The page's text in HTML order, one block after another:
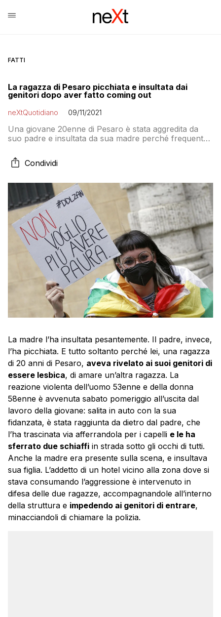
FATTI
La ragazza di Pesaro picchiata e insultata dai
genitori dopo aver fatto coming out
neXtQuotidiano 09/11/2021
Una giovane 20enne di Pesaro è stata aggredita da
suo padre e insultata da sua madre perché frequenta
Condividi
La madre l’ha insultata pesantemente. Il padre, invece,
l’ha picchiata. E tutto soltanto perché lei, una ragazza
di 20 anni di Pesaro, aveva rivelato ai suoi genitori di
essere lesbica, di amare un’altra ragazza. La
reazione violenta dell’uomo 53enne e della donna
58enne è avvenuta sabato pomeriggio all’uscita dal
lavoro della giovane: salita in auto con la sua
fidanzata, è stata raggiunta da dietro dal padre, che
l’ha trascinata via afferrandola per i capelli e le ha
sferrato due schiaffi in strada sotto gli occhi di tutti.
Anche la madre era presente sulla scena, e insultava
sua figlia. L’addetto di un hotel vicino alla zona dove si
stava consumando l’aggressione è intervenuto in
difesa delle due ragazze, accompagnandole all’interno
della struttura e impedendo ai genitori di entrare,
minacciandoli di chiamare la polizia.